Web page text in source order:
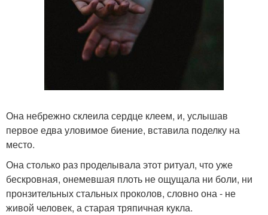
Она небрежно склеила сердце клеем, и, услышав
первое едва уловимое биение, вставила поделку на
место.
Она столько раз проделывала этот ритуал, что уже
бескровная, онемевшая плоть не ощущала ни боли, ни
пронзительных стальных проколов, словно она - не
живой человек, а старая тряпичная кукла.